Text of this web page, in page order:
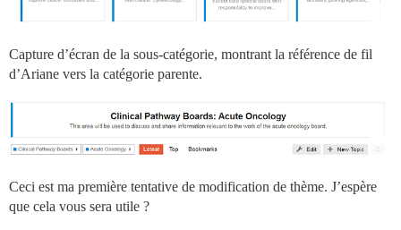
Capture d’écran de la sous-catégorie, montrant la référence de fil
d’Ariane vers la catégorie parente.
Ceci est ma première tentative de modification de thème. J’espère
que cela vous sera utile ?